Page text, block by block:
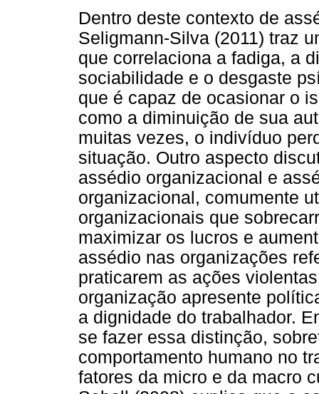
Dentro deste contexto de
Seligmann-Silva (2011) traz
que correlaciona a fadiga, a
sociabilidade e o desgaste
que é capaz de ocasionar o
como a diminuição de sua
muitas vezes, o indivíduo
situação. Outro aspecto
assédio organizacional e
organizacional, comumente
organizacionais que
maximizar os lucros e
assédio nas organizações
praticarem as ações
organização apresente
a dignidade do trabalhador.
se fazer essa distinção,
comportamento humano no
fatores da micro e da macro